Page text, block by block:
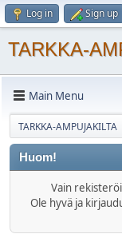
Log in Sign up
TARKKA-
Main Menu
TARKKA-AMPUJAKILTA
Huom!
Vain
Ole hyvä ja